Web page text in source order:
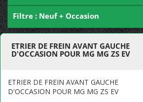
Filtre : Neuf + Occasion
ETRIER DE FREIN AVANT GAUCHE
D'OCCASION POUR MG MG ZS EV
ETRIER DE FREIN AVANT GAUCHE
D'OCCASION POUR MG MG ZS EV